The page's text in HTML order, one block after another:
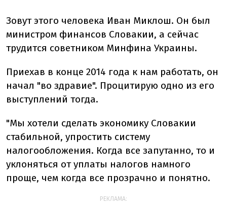
Зовут этого человека Иван Миклош. Он был
министром финансов Словакии, а сейчас
трудится советником Минфина Украины.
Приехав в конце 2014 года к нам работать, он
начал "во здравие". Процитирую одно из его
выступлений тогда.
"Мы хотели сделать экономику Словакии
стабильной, упростить систему
налогообложения. Когда все запутанно, то и
уклоняться от уплаты налогов намного
проще, чем когда все прозрачно и понятно.
РЕКЛАМА: